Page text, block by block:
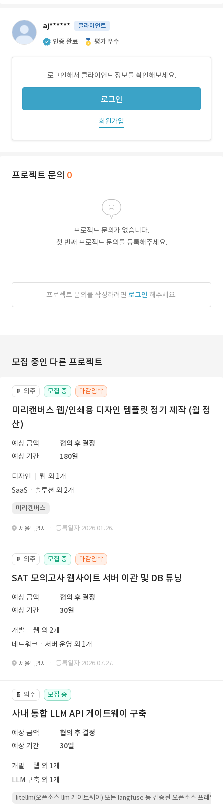
aj****** 클라이언트
인증 완료 평가 우수
로그인해서 클라이언트 정보를 확인해보세요.
로그인
회원가입
프로젝트 문의 0
프로젝트 문의가 없습니다.
첫 번째 프로젝트 문의를 등록해주세요.
프로젝트 문의를 작성하려면 로그인 해주세요.
모집 중인 다른 프로젝트
📔 외주 모집 중 마감임박
미리캔버스 웹/인쇄용 디자인 템플릿 정기 제작 (월 정
산)
예상 금액
협의 후 결정
예상 기간
180일
디자인
웹 외 1개
SaaSㆍ솔루션 외 2개
미리캔버스
서울특별시 · 등록일자 2026.01.26.
📔 외주 모집 중 마감임박
SAT 모의고사 웹사이트 서버 이관 및 DB 튜닝
예상 금액
협의 후 결정
예상 기간
30일
개발
웹 외 2개
네트워크ㆍ서버 운영 외 1개
서울특별시 · 등록일자 2026.07.27.
📔 외주 모집 중
사내 통합 LLM API 게이트웨이 구축
예상 금액
협의 후 결정
예상 기간
30일
개발
웹 외 1개
LLM 구축 외 1개
litellm(오픈소스 llm 게이트웨이) 또는 langfuse 등 검증된 오픈소스 프레임워